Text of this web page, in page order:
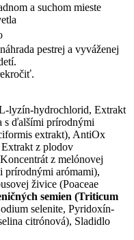
a suchom mieste
pestrej a vyváženej
lyzín-hydrochlorid, Extrakt
s ďalšími prírodnými
extrakt), AntiOx
z plodov
z melónovej
prírodnými arómami),
živice (Poaceae
semien (Triticum
selenite, Pyridoxín-
citrónová), Sladidlo